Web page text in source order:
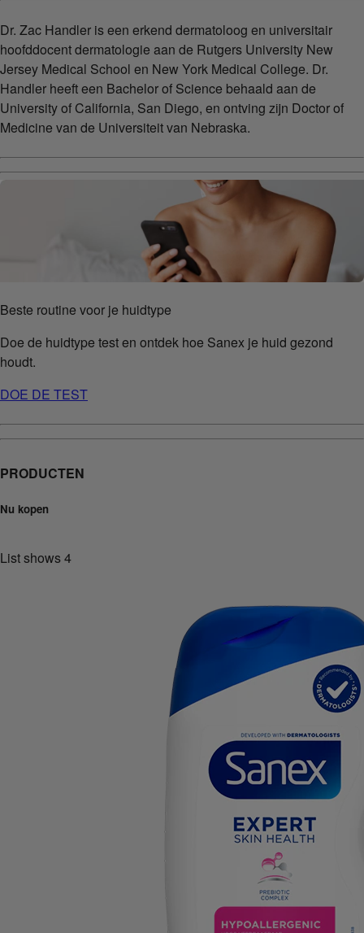
Dr. Zac Handler is een erkend dermatoloog en universitair
hoofddocent dermatologie aan de Rutgers University New
Jersey Medical School en New York Medical College. Dr.
Handler heeft een Bachelor of Science behaald aan de
University of California, San Diego, en ontving zijn Doctor of
Medicine van de Universiteit van Nebraska.
Beste routine voor je huidtype
Doe de huidtype test en ontdek hoe Sanex je huid gezond
houdt.
DOE DE TEST
PRODUCTEN
Nu kopen
List shows4